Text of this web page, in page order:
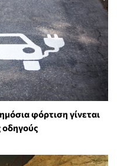
φόρτιση γίνεται
οδηγούς